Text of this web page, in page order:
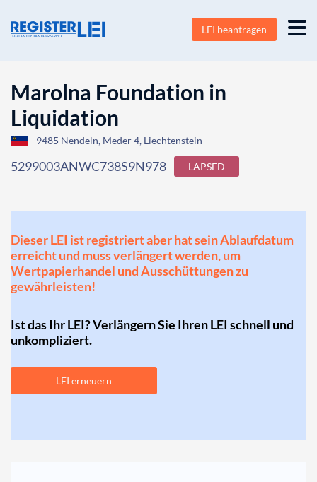
LEI beantragen
Marolna Foundation in
Liquidation
9485 Nendeln, Meder 4, Liechtenstein
5299003ANWC738S9N978 LAPSED
Dieser LEI ist registriert aber hat sein Ablaufdatum
erreicht und muss verlängert werden, um
Wertpapierhandel und Ausschüttungen zu
gewährleisten!
Ist das Ihr LEI? Verlängern Sie Ihren LEI schnell und
unkompliziert.
LEI erneuern